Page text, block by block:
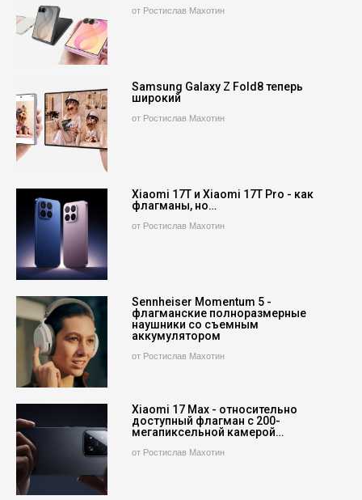
от Ростислав Махотин
Samsung Galaxy Z Fold8 теперь
широкий
от Ростислав Махотин
Xiaomi 17T и Xiaomi 17T Pro - как
флагманы, но…
от Ростислав Махотин
Sennheiser Momentum 5 -
флагманские полноразмерные
наушники со съемным
аккумулятором
от Ростислав Махотин
Xiaomi 17 Max - относительно
доступный флагман с 200-
мегапиксельной камерой…
от Ростислав Махотин